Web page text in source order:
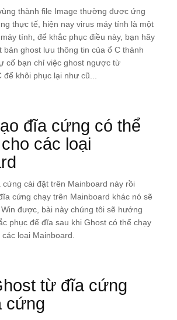
thành file Image thường được ứng
thực tế, hiện nay virus máy tính là một
tính, để khắc phục điều này, bạn hãy
bản ghost lưu thông tin của ổ C thành
cố bạn chỉ việc ghost ngược từ
để khôi phục lại như cũ...
đĩa cứng có thể
các loại
cài đặt trên Mainboard này rồi
cứng chạy trên Mainboard khác nó sẽ
được, bài này chúng tôi sẽ hướng
phục để đĩa sau khi Ghost có thể chạy
loại Mainboard.
từ đĩa cứng
cứng